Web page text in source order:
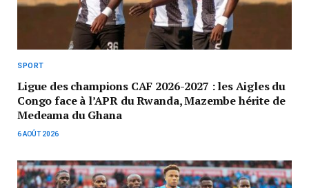
SPORT
Ligue des champions CAF 2026-2027 : les Aigles du
Congo face à l’APR du Rwanda, Mazembe hérite de
Medeama du Ghana
6 AOÛT 2026